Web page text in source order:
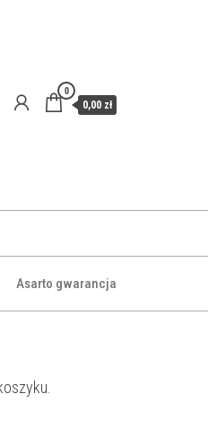
0
0,00 zł
Asarto gwarancja